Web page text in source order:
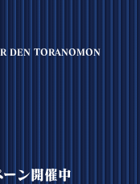
DEN TORANOMON
ン開催中